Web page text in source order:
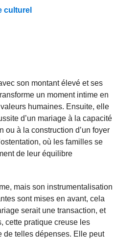
culturel
son montant élevé et ses
un moment intime en
humaines. Ensuite, elle
d’un mariage à la capacité
ou à la construction d’un foyer
où les familles se
de leur équilibre
mais son instrumentalisation
sont mises en avant, cela
serait une transaction, et
cette pratique creuse les
de telles dépenses. Elle peut